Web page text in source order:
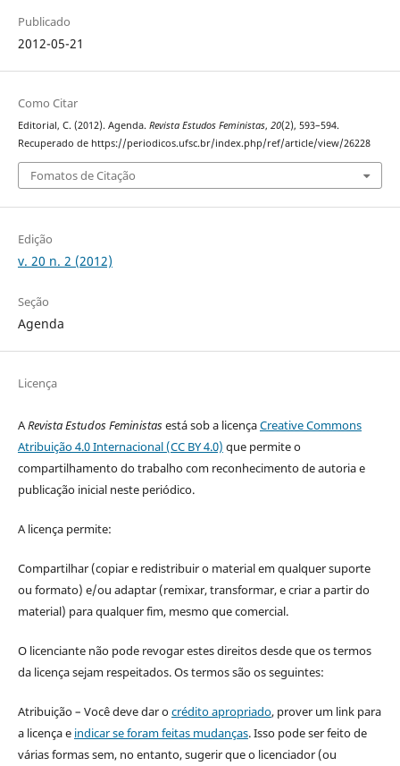
Publicado
2012-05-21
Como Citar
Editorial, C. (2012). Agenda. Revista Estudos Feministas, 20(2), 593–594.
Recuperado de https://periodicos.ufsc.br/index.php/ref/article/view/26228
Fomatos de Citação
Edição
v. 20 n. 2 (2012)
Seção
Agenda
Licença
ARevista Estudos Feministasestá sob a licençaCreative Commons
Atribuição 4.0 Internacional (CC BY 4.0) que permite o
compartilhamento do trabalho com reconhecimento de autoria e
publicação inicial neste periódico.
A licença permite:
Compartilhar (copiar e redistribuir o material em qualquer suporte
ou formato) e/ou adaptar (remixar, transformar, e criar a partir do
material) para qualquer fim, mesmo que comercial.
O licenciante não pode revogar estes direitos desde que os termos
da licença sejam respeitados. Os termos são os seguintes:
Atribuição – Você deve dar ocrédito apropriado, prover um link para
a licença e indicar se foram feitas mudanças. Isso pode ser feito de
várias formas sem, no entanto, sugerir que o licenciador (ou